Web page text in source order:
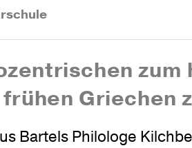
Grie­chen
Bartels Philologe